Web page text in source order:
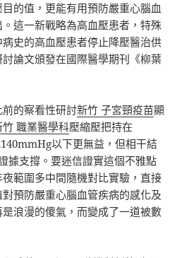
的值，更能有用預防嚴重心腦血
這一新戰略為高血壓患者，特殊
史的高血壓患者停止降壓醫治供
論文頒發在國際醫學期刊《柳葉
的察看性研討新竹 子宮頸疫苗顯
竹 職業醫學科壓縮壓把持在
以下更無益，但相干結
據支撐。要迷信證實這個不雅點
範圍多中間隨機對比實驗，直接
預防嚴重心腦血管疾病的感化及
浪漫的傻氣，而變成了一道被數